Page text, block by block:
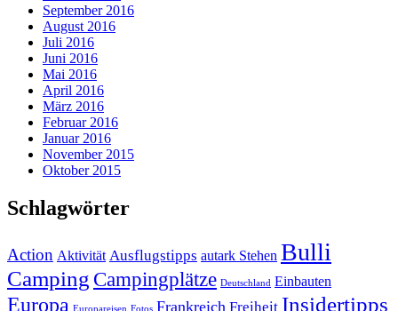
September 2016
August 2016
Juli 2016
Juni 2016
Mai 2016
April 2016
März 2016
Februar 2016
Januar 2016
November 2015
Oktober 2015
Schlagwörter
Action Aktivität Ausflugstipps autark Stehen Bulli
Camping Campingplätze Deutschland Einbauten
Europa Europareisen Fotos Frankreich Freiheit Insidertipps